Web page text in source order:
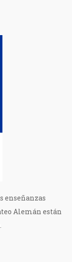
enseñanzas
Alemán están